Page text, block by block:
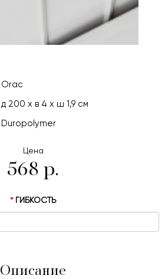
Orac
д 200 x в 4 x ш 1,9 см
Duropolymer
Цена
568 р.
ГИБКОСТЬ
Описание